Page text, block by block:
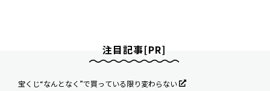
注目記事[PR]
宝くじ“なんとなく”で買っている限り変わらない